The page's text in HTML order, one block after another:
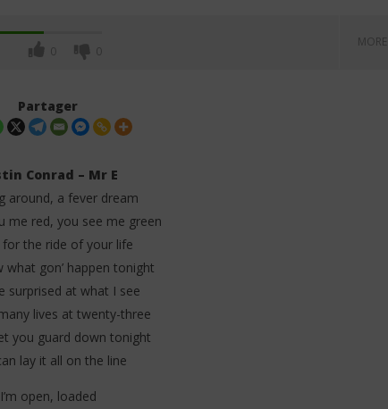
0 0
MORE
Leon Thomas - Tell
(Lyrics & Traduction)
Partager
Conrad – Mr E
around, a fever dream
me red, you see me green
for the ride of your life
what gon’ happen tonight
surprised at what I see
lives at twenty-three
you guard down tonight
lay it all on the line
I’m open, loaded